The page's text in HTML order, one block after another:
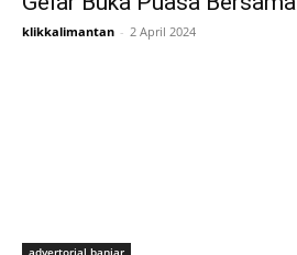
klikkalimantan - 2 April 2024
advertorial banjar